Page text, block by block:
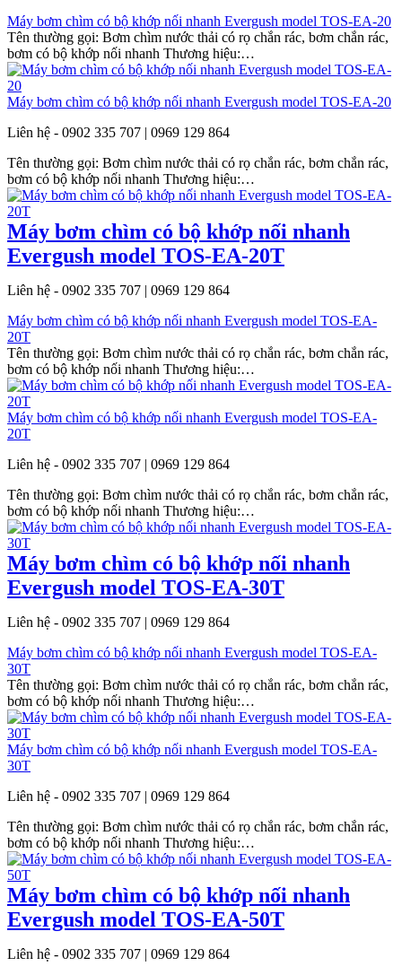
Máy bơm chìm có bộ khớp nối nhanh Evergush model TOS-EA-20
Tên thường gọi: Bơm chìm nước thải có rọ chắn rác, bơm chắn rác,
bơm có bộ khớp nối nhanh Thương hiệu:…
Máy bơm chìm có bộ khớp nối nhanh Evergush model TOS-EA-20
Liên hệ - 0902 335 707 | 0969 129 864
Tên thường gọi: Bơm chìm nước thải có rọ chắn rác, bơm chắn rác,
bơm có bộ khớp nối nhanh Thương hiệu:…
Máy bơm chìm có bộ khớp nối nhanh
Evergush model TOS-EA-20T
Liên hệ - 0902 335 707 | 0969 129 864
Máy bơm chìm có bộ khớp nối nhanh Evergush model TOS-EA-
20T
Tên thường gọi: Bơm chìm nước thải có rọ chắn rác, bơm chắn rác,
bơm có bộ khớp nối nhanh Thương hiệu:…
Máy bơm chìm có bộ khớp nối nhanh Evergush model TOS-EA-
20T
Liên hệ - 0902 335 707 | 0969 129 864
Tên thường gọi: Bơm chìm nước thải có rọ chắn rác, bơm chắn rác,
bơm có bộ khớp nối nhanh Thương hiệu:…
Máy bơm chìm có bộ khớp nối nhanh
Evergush model TOS-EA-30T
Liên hệ - 0902 335 707 | 0969 129 864
Máy bơm chìm có bộ khớp nối nhanh Evergush model TOS-EA-
30T
Tên thường gọi: Bơm chìm nước thải có rọ chắn rác, bơm chắn rác,
bơm có bộ khớp nối nhanh Thương hiệu:…
Máy bơm chìm có bộ khớp nối nhanh Evergush model TOS-EA-
30T
Liên hệ - 0902 335 707 | 0969 129 864
Tên thường gọi: Bơm chìm nước thải có rọ chắn rác, bơm chắn rác,
bơm có bộ khớp nối nhanh Thương hiệu:…
Máy bơm chìm có bộ khớp nối nhanh
Evergush model TOS-EA-50T
Liên hệ - 0902 335 707 | 0969 129 864